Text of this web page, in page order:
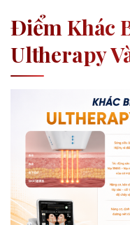
Điểm Khác
Ultherapy